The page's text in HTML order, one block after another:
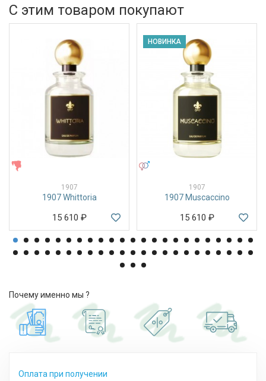
С этим товаром покупают
1907
1907 Whittoria
15 610 ₽
НОВИНКА
1907
1907 Muscaccino
15 610 ₽
Почему именно мы ?
Оплата при получении